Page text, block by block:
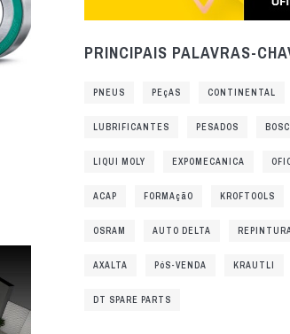
PRINCIPAIS PALAVRAS-
PNEUS PEçAS CONTINENTAL
LUBRIFICANTES PESADOS
LIQUI MOLY EXPOMECANICA
ACAP FORMAçãO KROFTOOLS
OSRAM AUTO DELTA
AXALTA PóS-VENDA KRAUTLI
DT SPARE PARTS